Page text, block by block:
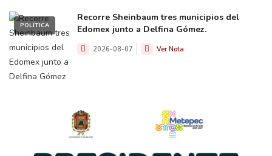
POLÍTICA
Recorre Sheinbaum tres municipios del
Edomex junto a Delfina Gómez.
2026-08-07 Ver Nota